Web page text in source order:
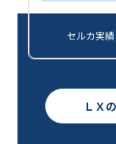
セルカ実績
ＬＸ